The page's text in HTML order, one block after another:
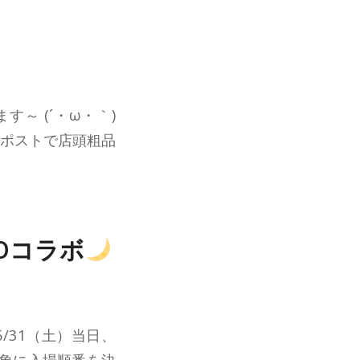
す～ (´・ω・｀)
ストで店頭粗品
コラボ
（土）当日、